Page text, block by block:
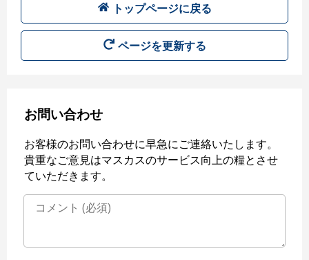
トップページに戻る
ページを更新する
お問い合わせ
お客様のお問い合わせに早急にご連絡いたします。
貴重なご意見はマスカスのサービス向上の糧とさせ
ていただきます。